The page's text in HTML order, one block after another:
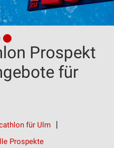
Prospekt
für
für Ulm
Prospekte